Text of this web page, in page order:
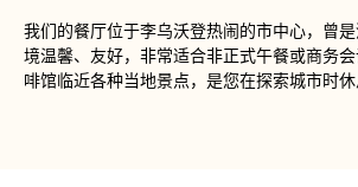
我们的餐厅位于李乌沃登热闹的市中心，曾
境温馨、友好，非常适合非正式午餐或商务
啡馆临近各种当地景点，是您在探索城市时休